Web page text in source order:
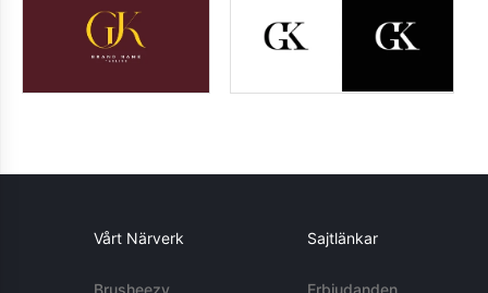
Vårt Närverk
Brusheezy
Sajtlänkar
Erbjudanden